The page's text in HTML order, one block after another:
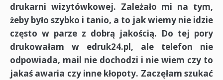
drukarni wizytówkowej. Zależało mi na tym,
żeby było szybko i tanio, a to jak wiemy nie idzie
często w parze z dobrą jakością. Do tej pory
drukowałam w edruk24.pl, ale telefon nie
odpowiada, mail nie dochodzi i nie wiem czy to
jakaś awaria czy inne kłopoty. Zaczęłam szukać